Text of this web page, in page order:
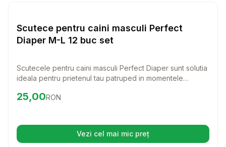
Scutece pentru caini masculi Perfect
Diaper M-L 12 buc set
Scutecele pentru caini masculi Perfect Diaper sunt solutia
ideala pentru prietenul tau patruped in momentele
canina, aceste scutece ofera confort si protectie, fiind
Preț:25.00
25,00RON
Vezi cel mai mic preț(se deschide într-o filă nouă)